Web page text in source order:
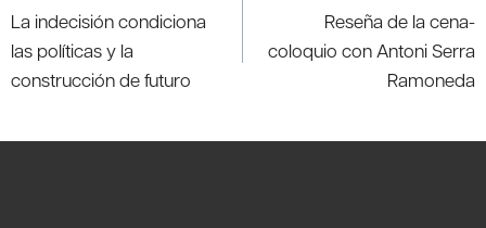
de
entradas
La indecisión condiciona
las políticas y la
construcción de futuro
Reseña de la cena-
coloquio con Antoni Serra
Ramoneda